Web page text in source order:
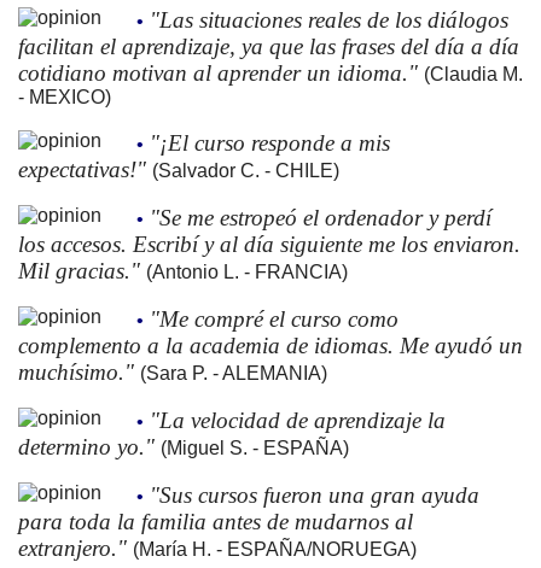
• "Las situaciones reales de los diálogos
facilitan el aprendizaje, ya que las frases del día a día
cotidiano motivan al aprender un idioma." (Claudia M.
- MEXICO)
• "¡El curso responde a mis
expectativas!" (Salvador C. - CHILE)
• "Se me estropeó el ordenador y perdí
los accesos. Escribí y al día siguiente me los enviaron.
Mil gracias." (Antonio L. - FRANCIA)
• "Me compré el curso como
complemento a la academia de idiomas. Me ayudó un
muchísimo." (Sara P. - ALEMANIA)
• "La velocidad de aprendizaje la
determino yo." (Miguel S. - ESPAÑA)
• "Sus cursos fueron una gran ayuda
para toda la familia antes de mudarnos al
extranjero." (María H. - ESPAÑA/NORUEGA)